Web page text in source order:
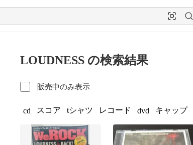
LOUDNESS の検索結果
販売中のみ表示
cd スコア tシャツ レコード dvd キャップ